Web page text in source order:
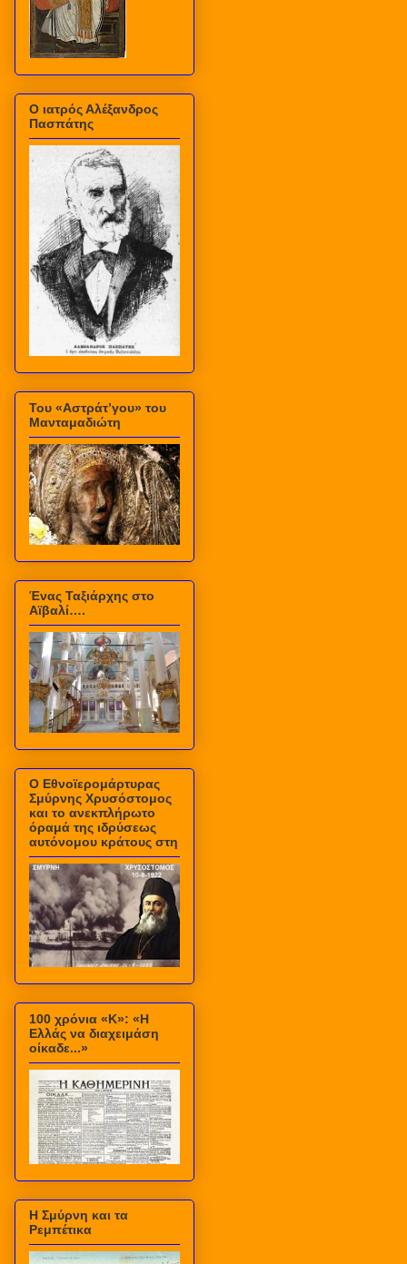
Ο ιατρός Αλέξανδρος
Πασπάτης
Του «Αστράτ’γου» του
Μανταμαδιώτη
Ένας Ταξιάρχης στο
Αϊβαλί….
Ο Εθνοϊερομάρτυρας
Σμύρνης Χρυσόστομος
και το ανεκπλήρωτο
όραμά της ιδρύσεως
αυτόνομου κράτους στη
100 χρόνια «Κ»: «Η
Ελλάς να διαχειμάση
οίκαδε...»
Η Σμύρνη και τα
Ρεμπέτικα